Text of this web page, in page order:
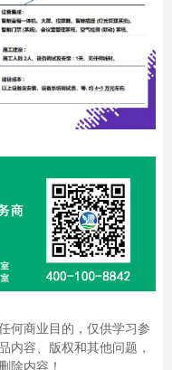
何商业目的，仅供学习参
内容、版权和其他问题，
除内容！